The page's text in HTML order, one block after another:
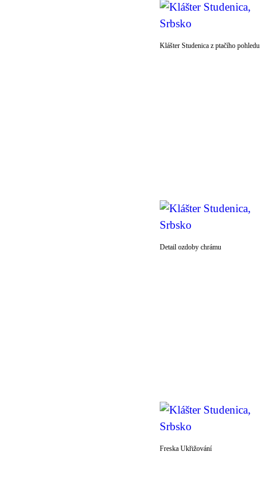
Klášter Studenica z ptačího pohledu
Detail ozdoby chrámu
Freska Ukřižování